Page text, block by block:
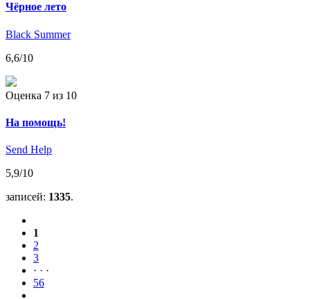
Чёрное лето
Black Summer
6,6/10
Оценка 7 из 10
На помощь!
Send Help
5,9/10
записей: 1335.
1
2
3
· · ·
56